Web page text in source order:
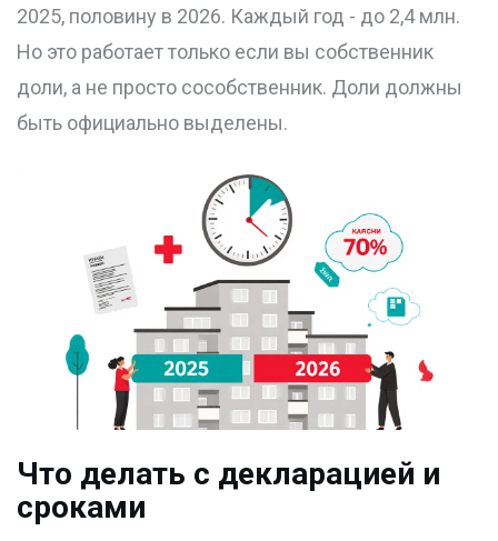
2025, половину в 2026. Каждый год - до 2,4 млн.
Но это работает только если вы собственник
доли, а не просто сособственник. Доли должны
быть официально выделены.
Что делать с декларацией и
сроками